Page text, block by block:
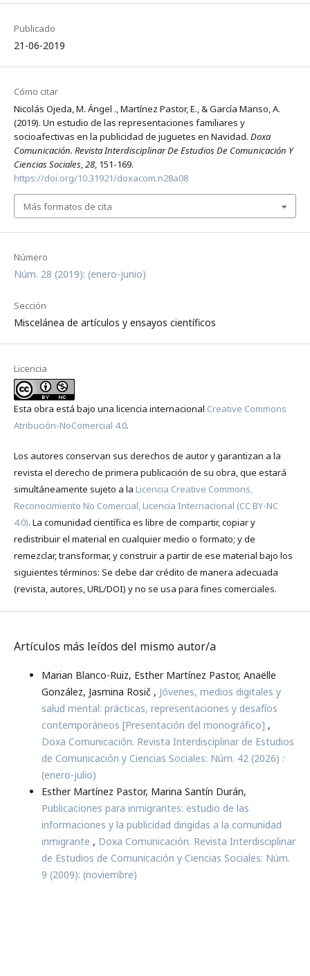
Publicado
21-06-2019
Número
Núm. 28 (2019): (enero-junio)
Sección
Miscelánea de artículos y ensayos científicos
Licencia
Esta obra está bajo una licencia internacional Creative Commons
Atribución-NoComercial 4.0.
Los autores conservan sus derechos de autor y garantizan a la
revista el derecho de primera publicación de su obra, que estará
simultáneamente sujeto a la Licencia Creative Commons,
Reconocimiento No Comercial, Licencia Internacional (CC BY-NC
4.0). La comunidad científica es libre de compartir, copiar y
redistribuir el material en cualquier medio o formato; y de
remezclar, transformar, y construir a partir de ese material bajo los
siguientes términos: Se debe dar crédito de manera adecuada
(revista, autores, URL/DOI) y no se usa para fines comerciales.
Cómo citar
Nicolás Ojeda, M. Ángel ., Martínez Pastor, E., & García Manso, A.
(2019). Un estudio de las representaciones familiares y
socioafectivas en la publicidad de juguetes en Navidad. Doxa
Comunicación. Revista Interdisciplinar De Estudios De Comunicación Y
Ciencias Sociales,28, 151-169.
https://doi.org/10.31921/doxacom.n28a08
Más formatos de cita
Artículos más leídos del mismo autor/a
Marian Blanco-Ruiz, Esther Martínez Pastor, Anaëlle
González, Jasmina Rosič , Jóvenes, medios digitales y
salud mental: prácticas, representaciones y desafíos
contemporáneos [Presentación del monográfico] ,
Doxa Comunicación. Revista Interdisciplinar de Estudios
de Comunicación y Ciencias Sociales: Núm. 42 (2026) :
(enero-julio)
Esther Martínez Pastor, Marina Santín Durán,
Publicaciones para inmigrantes: estudio de las
informaciones y la publicidad dirigidas a la comunidad
inmigrante , Doxa Comunicación. Revista Interdisciplinar
de Estudios de Comunicación y Ciencias Sociales: Núm.
9 (2009): (noviembre)